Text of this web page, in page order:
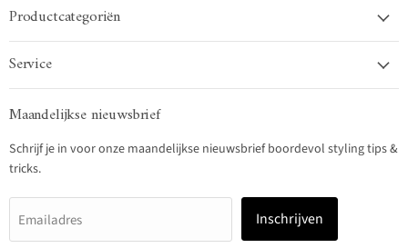
Productcategoriën
Service
Maandelijkse nieuwsbrief
Schrijf je in voor onze maandelijkse nieuwsbrief boordevol styling tips &
tricks.
Emailadres Inschrijven